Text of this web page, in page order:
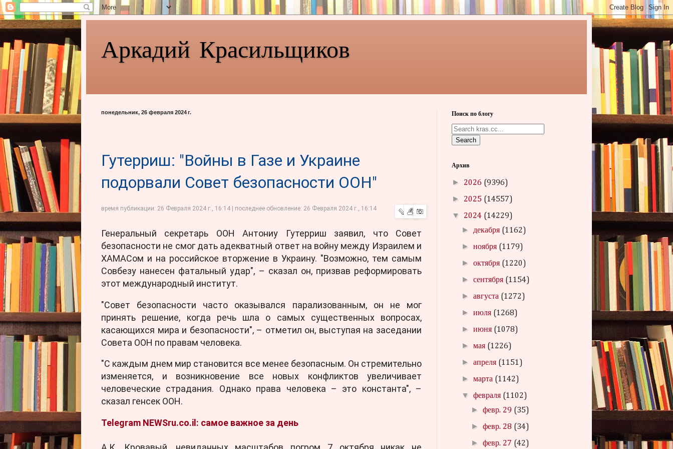
Аркадий Красильщиков
понедельник, 26 февраля 2024 г.
Гутерриш: "Войны в Газе и Украине
подорвали Совет безопасности ООН"
время публикации: 26 Февраля 2024 г., 16:14 | последнее обновление: 26 Февраля 2024 г., 16:14
Генеральный секретарь ООН Антониу Гутерриш заявил, что Совет
безопасности не смог дать адекватный ответ на войну между Израилем и
ХАМАСом и на российское вторжение в Украину. "Возможно, тем самым
Совбезу нанесен фатальный удар", – сказал он, призвав реформировать
этот международный институт.
"Совет безопасности часто оказывался парализованным, он не мог
принять решение, когда речь шла о самых существенных вопросах,
касающихся мира и безопасности", – отметил он, выступая на заседании
Совета ООН по правам человека.
"С каждым днем мир становится все менее безопасным. Он стремительно
изменяется, и возникновение все новых конфликтов увеличивает
человеческие страдания. Однако права человека – это константа", –
сказал генсек ООН.
Telegram NEWSru.co.il: самое важное за день
Поиск по блогу
Search
Архив
► 2026 (9396)
► 2025 (14557)
▼ 2024 (14229)
► декабря (1162)
►ноября (1179)
►октября (1220)
►сентября (1154)
►августа (1272)
►июля (1268)
►июня (1078)
►мая (1226)
►апреля (1151)
►марта (1142)
▼февраля (1102)
►февр. 29 (35)
►февр. 28 (34)
►февр. 27 (42)